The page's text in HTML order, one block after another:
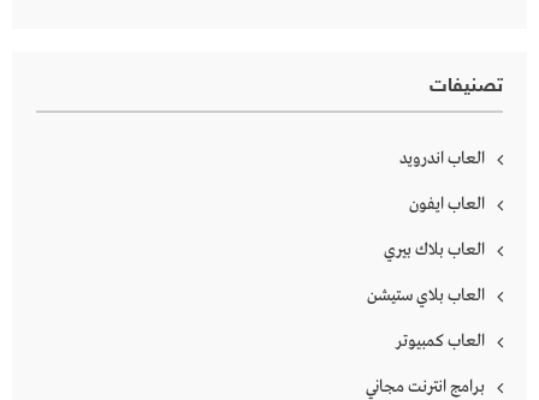
تصنيفات
العاب اندرويد
العاب ايفون
العاب بلاك بيري
العاب بلاي ستيشن
العاب كمبيوتر
برامج انترنت مجاني